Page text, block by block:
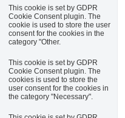
This cookie is set by GDPR
Cookie Consent plugin. The
cookie is used to store the user
consent for the cookies in the
category "Other.
This cookie is set by GDPR
Cookie Consent plugin. The
cookies is used to store the
user consent for the cookies in
the category "Necessary".